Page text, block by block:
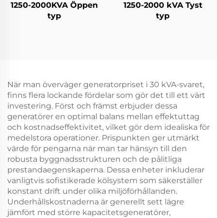
1250-2000KVA Öppen
typ
1250-2000 kVA Tyst
typ
När man överväger generatorpriset i 30 kVA-svaret,
finns flera lockande fördelar som gör det till ett värt
investering. Först och främst erbjuder dessa
generatörer en optimal balans mellan effektuttag
och kostnadseffektivitet, vilket gör dem idealiska för
medelstora operationer. Prispunkten ger utmärkt
värde för pengarna när man tar hänsyn till den
robusta byggnadsstrukturen och de pålitliga
prestandaegenskaperna. Dessa enheter inkluderar
vanligtvis sofistikerade kölsystem som säkerställer
konstant drift under olika miljöförhållanden.
Underhållskostnaderna är generellt sett lägre
jämfört med större kapacitetsgeneratörer,